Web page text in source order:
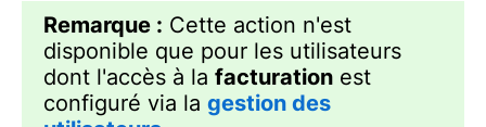
Remarque : Cette action n'est
disponible que pour les utilisateurs
dont l'accès à la facturation est
configuré via la gestion des